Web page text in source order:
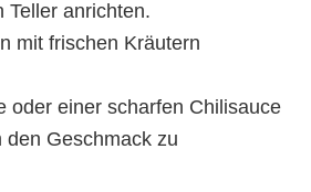
Teller anrichten.
mit frischen Kräutern
oder einer scharfen Chilisauce
den Geschmack zu